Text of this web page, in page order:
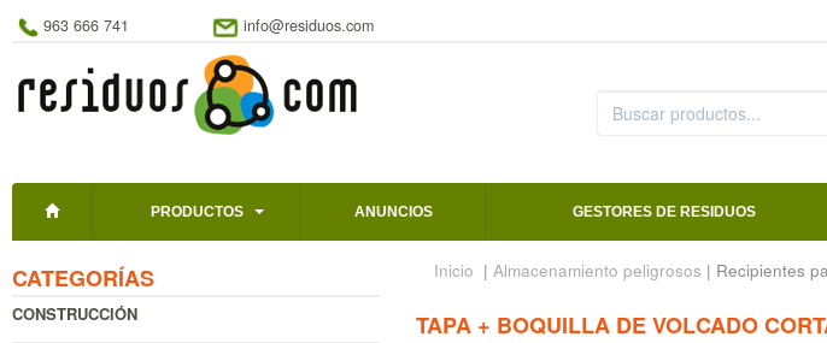
963 666 741 info@residuos.com
PRODUCTOS ANUNCIOS GESTORES DE RESIDUOS
CATEGORÍAS
CONSTRUCCIÓN
Inicio | Almacenamiento peligrosos | Recipientes
TAPA + BOQUILLA DE VOLCADO